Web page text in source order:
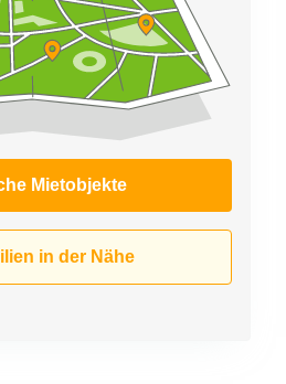
Mietobjekte
in der Nähe